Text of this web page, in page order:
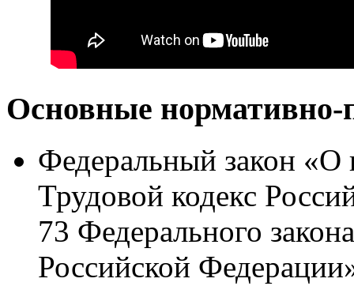
Основные
Федеральный закон «О
Трудовой кодекс
73 Федерального
Российской